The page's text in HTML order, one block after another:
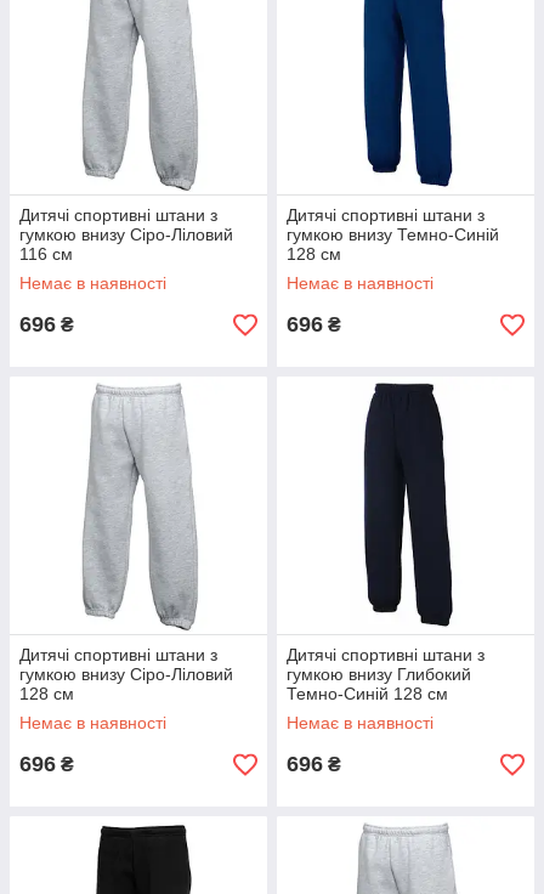
Дитячі спортивні штани з
гумкою внизу Сіро-Ліловий
116 см
Немає в наявності
696 ₴
Дитячі спортивні штани з
гумкою внизу Темно-Синій
128 см
Немає в наявності
696 ₴
Дитячі спортивні штани з
гумкою внизу Сіро-Ліловий
128 см
Немає в наявності
696 ₴
Дитячі спортивні штани з
гумкою внизу Глибокий
Темно-Синій 128 см
Немає в наявності
696 ₴